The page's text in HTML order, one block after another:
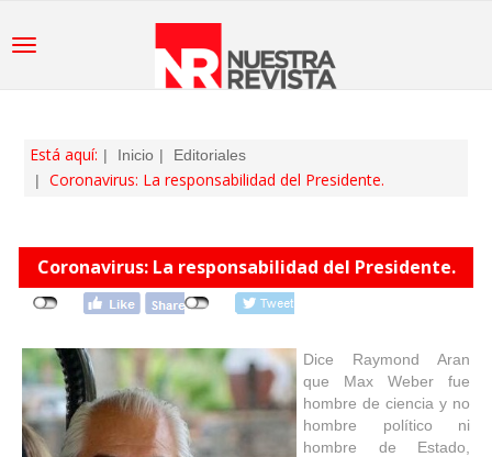
Está aquí: Inicio Editoriales
Coronavirus: La responsabilidad del Presidente.
Coronavirus: La responsabilidad del Presidente.
Dice Raymond Aran
que Max Weber fue
hombre de ciencia y no
hombre político ni
hombre de Estado,